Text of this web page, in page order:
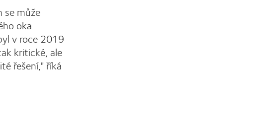
se může
oka.
v roce 2019
kritické, ale
řešení," říká